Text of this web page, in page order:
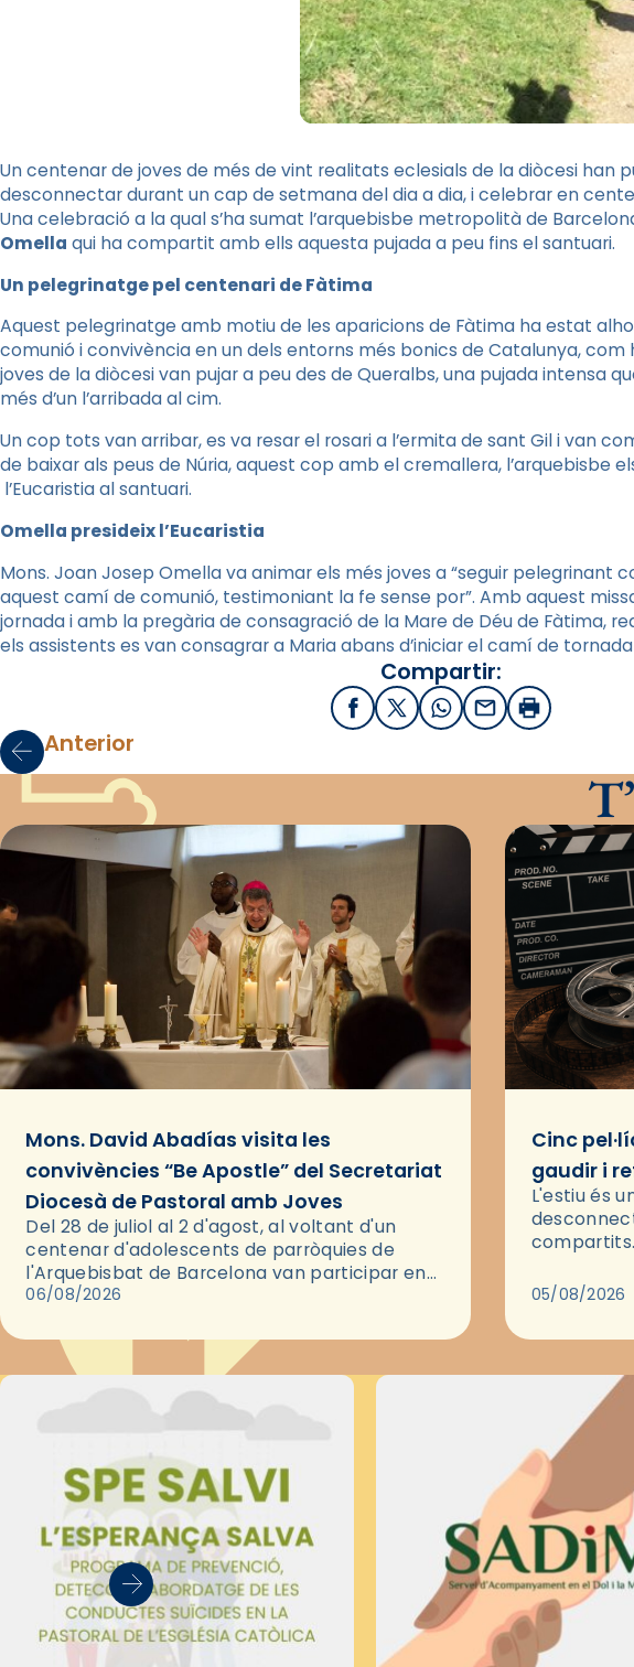
Un centenar de joves de més de vint realitats eclesials de la diòcesi han
desconnectar durant un cap de setmana del dia a dia, i celebrar en
Una celebració a la qual s’ha sumat l’arquebisbe metropolità de
Omella qui ha compartit amb ells aquesta pujada a peu fins el santuari.
Un pelegrinatge pel centenari de Fàtima
Aquest pelegrinatge amb motiu de les aparicions de Fàtima ha estat
comunió i convivència en un dels entorns més bonics de Catalunya, com
joves de la diòcesi van pujar a peu des de Queralbs, una pujada intensa
més d’un l’arribada al cim.
Un cop tots van arribar, es va resar el rosari a l’ermita de sant Gil i van
de baixar als peus de Núria, aquest cop amb el cremallera, l’arquebisbe
l’Eucaristia al santuari.
Omella presideix l’Eucaristia
Mons. Joan Josep Omella va animar els més joves a “seguir pelegrinant
aquest camí de comunió, testimoniant la fe sense por”. Amb aquest
jornada i amb la pregària de consagració de la Mare de Déu de Fàtima,
els assistents es van consagrar a Maria abans d’iniciar el camí de
Compartir:
FacebookX / Twitter
WhatsApp
EmailImprimir
Anterior
Mons. David Abadías visita les
convivències “Be Apostle” del Secretariat
Diocesà de Pastoral amb Joves
Del 28 de juliol al 2 d'agost, al voltant d'un
centenar d'adolescents de parròquies de
l'Arquebisbat de Barcelona van participar en
les convivències Be Apostle, organitzades pel
06/08/2026
Cinc
gaudir i
L'estiu és
través del
05/08/2026